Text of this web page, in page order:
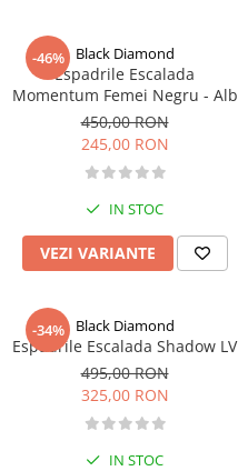
-46% Black Diamond
Espadrile Escalada
Momentum Femei Negru - Alb
450,00 RON
245,00 RON
IN STOC
VEZI VARIANTE
-34% Black Diamond
Espadrile Escalada Shadow LV
495,00 RON
325,00 RON
IN STOC